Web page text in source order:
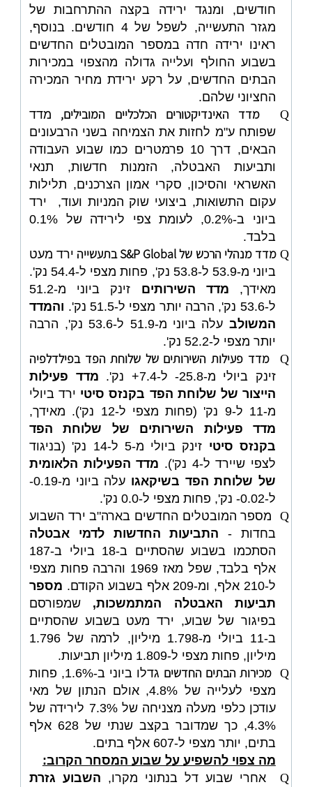
חודשים, ומנגד ירידה בקצה ההתרחבות של
מגזר התעשייה, לשפל של 4 חודשים. בנוסף,
ראינו ירידה חדה במספר המובטלים החדשים
בשבוע החולף ועלייה גדולה מהצפוי במכירות
הבתים החדשים, על רקע ירידת מחיר המכירה
החציוני שלהם.
Q
מדד האינדיקטורים הכלכליים המובילים,
מדד
שפותח ע"מ לחזות את הצמיחה בשני הרבעונים
הבאים, דרך 10 פרמטרים כמו שבוע העבודה
ותביעות האבטלה, הזמנות חדשות, תנאי
האשראי והסיכון, סקרי אמון הצרכנים, תלילות
עקום התשואות, ביצועי שוק המניות ועוד, ירד
ביוני ב-0.2%, לעומת צפי לירידה של 0.1%
בלבד.
Q מדד מנהלי הרכש שלS&P Globalבתעשייה ירד מעט
ביוני מ-53.9 ל-53.8 נק', פחות מצפי ל-54.4 נק'.
מאידך, מדד השירותים
זינק ביוני מ-51.2
ל-53.6 נק', הרבה יותר מצפי ל-51.5 נק'.
והמדד
המשולב
עלה ביוני מ-51.9 ל-53.6 נק', הרבה
יותר מצפי ל-52.2 נק'.
Q
מדד פעילות השירותים של שלוחת הפד בפילדלפיה
זינק ביולי מ-25.8- ל-7.4+ נק'.
מדד פעילות
הייצור של שלוחת הפד בקנזס סיטי ירד ביולי
מ-11 ל-9 נק' (פחות מצפי ל-12 נק'). מאידך,
מדד פעילות השירותים של שלוחת הפד
בקנזס סיטי
זינק ביולי מ-5 ל-14 נק' (בניגוד
לצפי שיירד ל-4 נק').
מדד הפעילות הלאומית
של שלוחת הפד בשיקאגו
עלה ביוני מ-0.19-
ל-0.02- נק', פחות מצפי ל-0.0 נק'.
Q
מספר המובטלים החדשים בארה"ב ירד השבוע
בחדות -התביעות החדשות לדמי אבטלה
הסתכמו בשבוע שהסתיים ב-18 ביולי ב-187
אלף בלבד, שפל מאז 1969 והרבה פחות מצפי
ל-210 אלף, ומ-209 אלף בשבוע הקודם.
מספר
תביעות האבטלה המתמשכות, שמפורסם
בפיגור של שבוע, ירד מעט בשבוע שהסתיים
ב-11 ביולי מ-1.798 מיליון, לרמה של 1.796
מיליון, פחות מצפי ל-1.809 מיליון תביעות.
Q
מכירות הבתים החדשים
גדלו ביוני ב-1.6%, פחות
מצפי לעלייה של 4.8%, אולם הנתון של מאי
עודכן כלפי מעלה מצניחה של 7.3% לירידה של
4.3%, כך שמדובר בקצב שנתי של 628 אלף
בתים, יותר מצפי ל-607 אלף בתים.
מה צפוי להשפיע על שבוע המסחר הקרוב:
Q
אחרי שבוע דל בנתוני מקרו, השבוע גזרת